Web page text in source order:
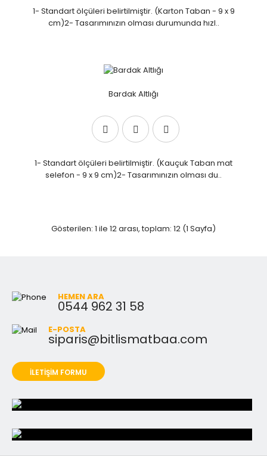
1- Standart ölçüleri belirtilmiştir. (Karton Taban - 9 x 9
cm)2- Tasarımınızın olması durumunda hızl..
Bardak Altlığı
1- Standart ölçüleri belirtilmiştir. (Kauçuk Taban mat
selefon - 9 x 9 cm)2- Tasarımınızın olması du..
Gösterilen: 1 ile 12 arası, toplam: 12 (1 Sayfa)
HEMEN ARA
0544 962 31 58
E-POSTA
siparis@bitlismatbaa.com
İLETİŞİM FORMU